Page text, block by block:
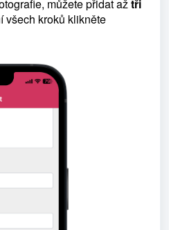
můžete přidat ažtři
všech kroků klikněte